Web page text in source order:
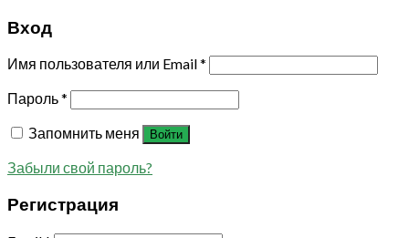
Вход
Имя пользователя или Email*
Пароль*
Запомнить меня
Войти
Забыли свой пароль?
Регистрация